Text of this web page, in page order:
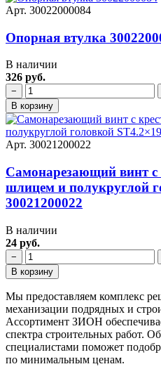
Арт. 30022000084
Опорная втулка
В наличии
326 руб.
−
В корзину
Арт. 30021200022
Самонарезающий винт с
шлицем и полукруглой
30021200022
В наличии
24 руб.
−
В корзину
Мы предоставляем комплекс
механизации подрядных и
Ассортимент ЗИОН
спектра строительных работ.
специалистами поможет
по минимальным ценам.